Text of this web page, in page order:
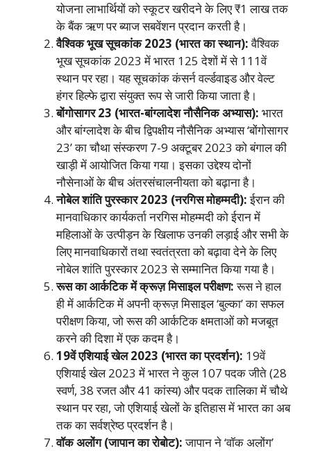
योजना लाभार्थियों को स्कूटर खरीदने के लिए ₹1 लाख तक
के बैंक ऋण पर ब्याज सबवेंशन प्रदान करती है।
वैश्विक भूख सूचकांक 2023 (भारत का स्थान):वैश्विक
भूख सूचकांक 2023 में भारत 125 देशों में से 111वें
स्थान पर रहा। यह सूचकांक कंसर्न वर्ल्डवाइड और वेल्ट
हंगर हिल्फे द्वारा संयुक्त रूप से जारी किया जाता है।
बोंगोसागर 23 (भारत-बांग्लादेश नौसैनिक अभ्यास): भारत
और बांग्लादेश के बीच द्विपक्षीय नौसैनिक अभ्यास ‘बोंगोसागर
23’ का चौथा संस्करण 7-9 अक्टूबर 2023 को बंगाल की
खाड़ी में आयोजित किया गया। इसका उद्देश्य दोनों
नौसेनाओं के बीच अंतरसंचालनीयता को बढ़ाना है।
नोबेल शांति पुरस्कार 2023 (नरगिस मोहम्मदी):ईरान की
मानवाधिकार कार्यकर्ता नरगिस मोहम्मदी को ईरान में
महिलाओं के उत्पीड़न के खिलाफ उनकी लड़ाई और सभी के
लिए मानवाधिकारों तथा स्वतंत्रता को बढ़ावा देने के लिए
नोबेल शांति पुरस्कार 2023 से सम्मानित किया गया है।
रूस का आर्कटिक में क्रूज़ मिसाइल परीक्षण:रूस ने हाल
ही में आर्कटिक में अपनी क्रूज़ मिसाइल ‘बुल्का’ का सफल
परीक्षण किया, जो रूस की आर्कटिक क्षमताओं को मजबूत
करने की दिशा में एक कदम है।
19वें एशियाई खेल 2023 (भारत का प्रदर्शन): 19वें
एशियाई खेल 2023 में भारत ने कुल 107 पदक जीते (28
स्वर्ण, 38 रजत और 41 कांस्य) और पदक तालिका में चौथे
स्थान पर रहा, जो एशियाई खेलों के इतिहास में भारत का अब
तक का सर्वश्रेष्ठ प्रदर्शन है।
वॉक अलोंग (जापान का रोबोट):जापान ने ‘वॉक अलोंग’